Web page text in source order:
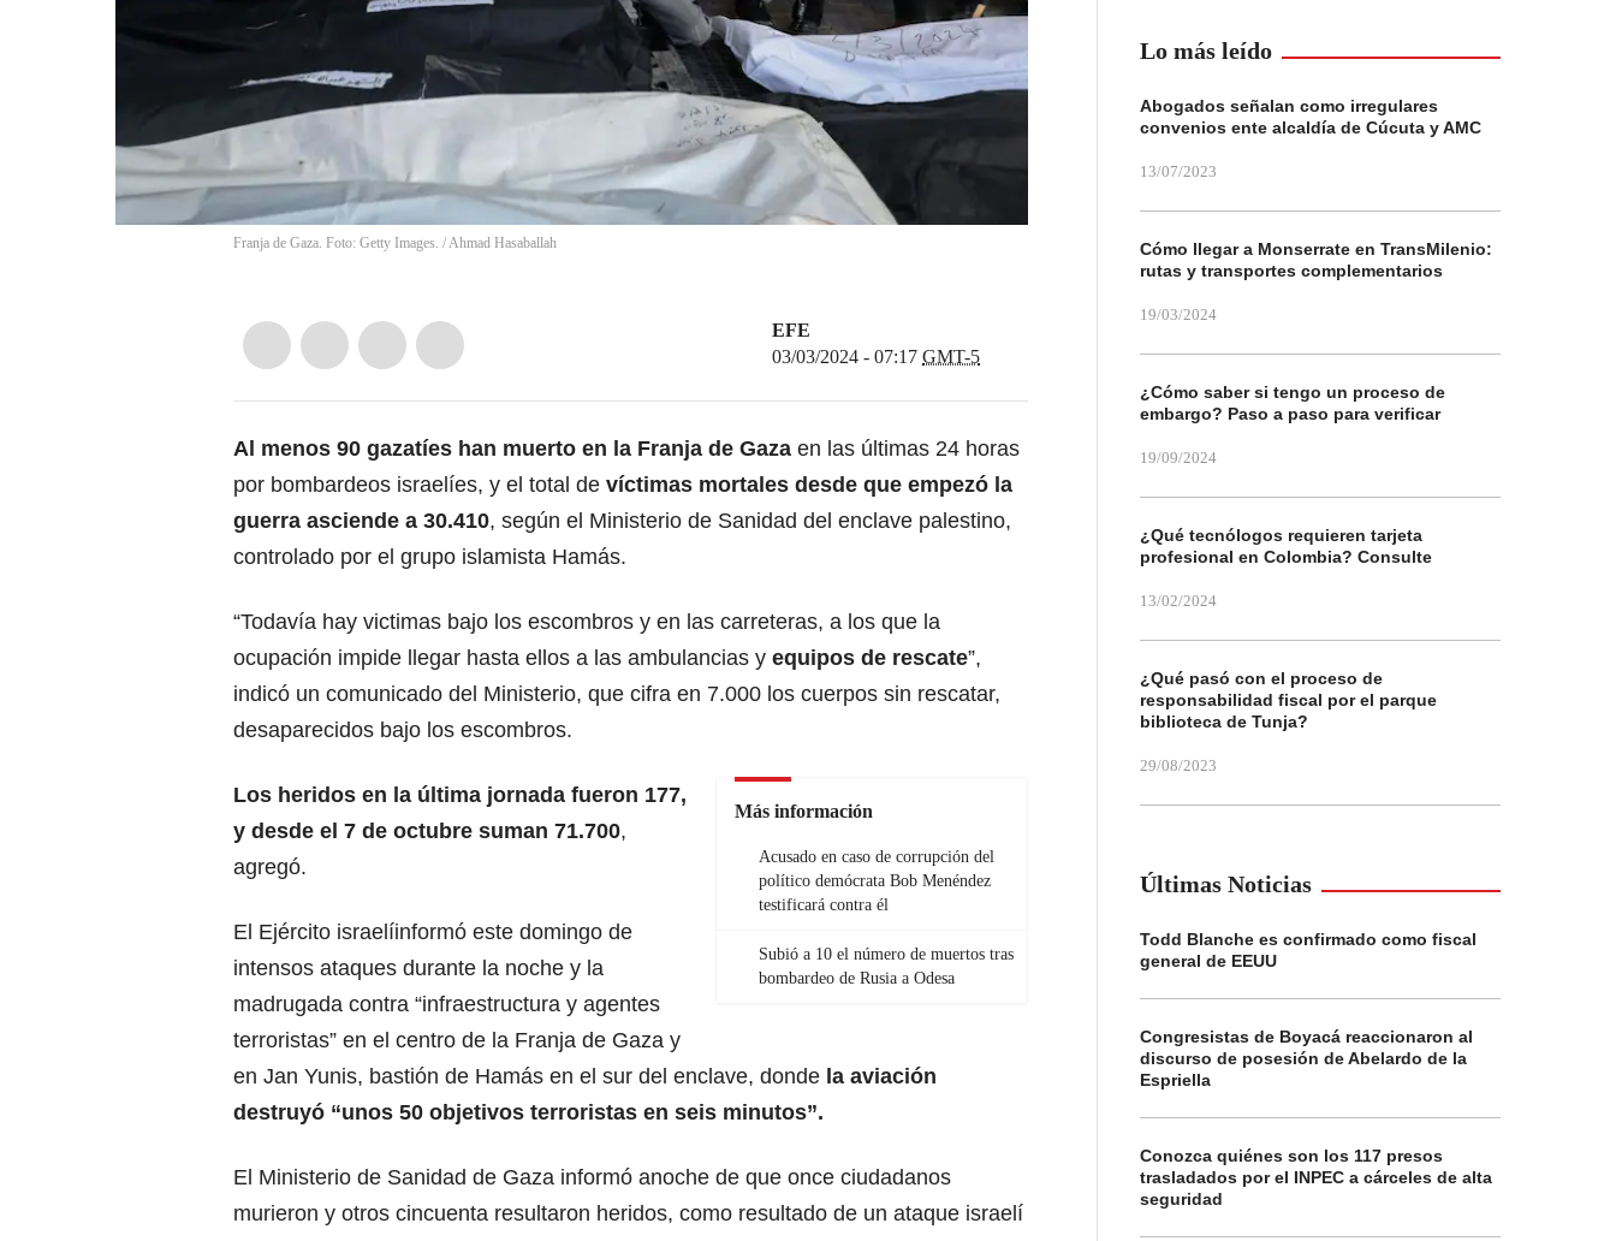
Franja de Gaza. Foto: Getty Images. /Ahmad Hasaballah
EFE
03/03/2024 - 07:17 GMT-5
Al menos 90 gazatíes han muerto en la Franja de Gaza en las últimas 24 horas
por bombardeos israelíes, y el total de víctimas mortales desde que empezó la
guerra asciende a 30.410, según el Ministerio de Sanidad del enclave palestino,
controlado por el grupo islamista Hamás.
“Todavía hay victimas bajo los escombros y en las carreteras, a los que la
ocupación impide llegar hasta ellos a las ambulancias y equipos de rescate”,
indicó un comunicado del Ministerio, que cifra en 7.000 los cuerpos sin rescatar,
desaparecidos bajo los escombros.
Más información
Acusado en caso de corrupción del
político demócrata Bob Menéndez
testificará contra él
Subió a 10 el número de muertos tras
bombardeo de Rusia a Odesa
Los heridos en la última jornada fueron 177,
y desde el 7 de octubre suman 71.700,
agregó.
El Ejército israelíinformó este domingo de
intensos ataques durante la noche y la
madrugada contra “infraestructura y agentes
terroristas” en el centro de la Franja de Gaza y
en Jan Yunis, bastión de Hamás en el sur del enclave, donde la aviación
destruyó “unos 50 objetivos terroristas en seis minutos”.
El Ministerio de Sanidad de Gaza informó anoche de que once ciudadanos
murieron y otros cincuenta resultaron heridos, como resultado de un ataque israelí
Lo más leído
Abogados señalan como irregulares
convenios ente alcaldía de Cúcuta y AMC
13/07/2023
Cómo llegar a Monserrate en TransMilenio:
rutas y transportes complementarios
19/03/2024
¿Cómo saber si tengo un proceso de
embargo? Paso a paso para verificar
19/09/2024
¿Qué tecnólogos requieren tarjeta
profesional en Colombia? Consulte
13/02/2024
¿Qué pasó con el proceso de
responsabilidad fiscal por el parque
biblioteca de Tunja?
29/08/2023
Últimas Noticias
Todd Blanche es confirmado como fiscal
general de EEUU
Congresistas de Boyacá reaccionaron al
discurso de posesión de Abelardo de la
Espriella
Conozca quiénes son los 117 presos
trasladados por el INPEC a cárceles de alta
seguridad